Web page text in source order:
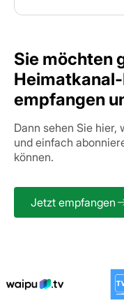
Sie möchten
empfangen
Dann sehen Sie hier,
und einfach
können.
Jetzt empfangen